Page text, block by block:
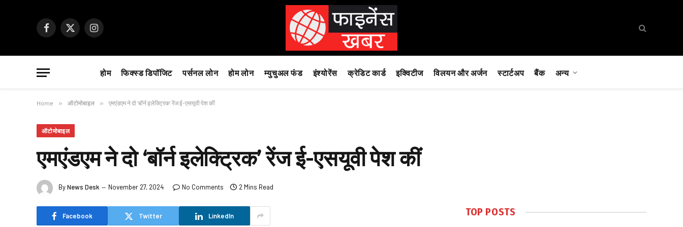
Facebook
X
Instagram
होम फिक्स्ड डिपॉजिट पर्सनल लोन होम लोन म्युचुअल फंड इंश्योरेंस क्रेडिट कार्ड इक्विटीज विलयन और अर्जन स्टार्टअप बैंक अन्य
Home » ऑटोमोबाइल » एमएंडएम ने दो ‘बॉर्न इलेक्ट्रिक’ रेंज ई-एसयूवी पेश कीं
ऑटोमोबाइल
एमएंडएम ने दो ‘बॉर्न इलेक्ट्रिक’ रेंज ई-एसयूवी पेश कीं
ByNews Desk November 27, 2024 No Comments 2 Mins Read
Facebook Twitter LinkedIn TOP POSTS